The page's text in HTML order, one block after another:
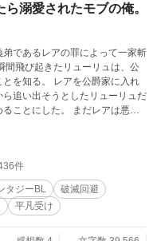
溺愛されたモブの俺。
であるレアの罪によって一家斬
間飛び起きたリューリュは、公
を知る。 レアを公爵家に入れ
追い出そうとしたリューリュだ
ことにした。 まだレアは悪役
ばいい！そう思い立ったリュー
るようになる。 しかしなぜか
ヤンデレ
避からの
繋がっていないので近親相姦
件
タジーBL
破滅回避
平凡受け